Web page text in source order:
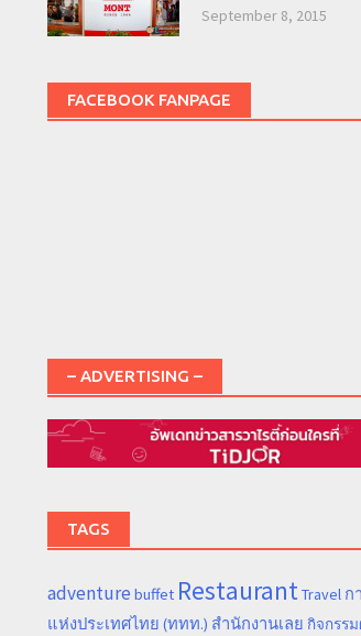
September 8, 2015
FACEBOOK FANPAGE
– ADVERTISING –
TAGS
adventure buffet RestaurantTravel ก
แห่งประเทศไทย (ททท.) สำนักงานเลย กิจกรร